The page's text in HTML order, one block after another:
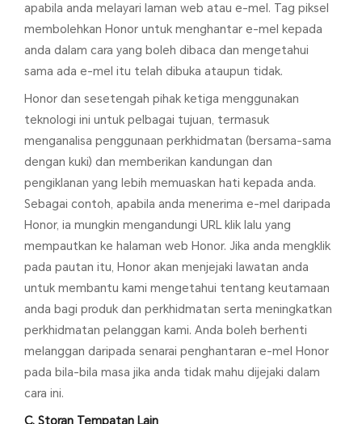
apabila anda melayari laman web atau e-mel. Tag piksel
membolehkan Honor untuk menghantar e-mel kepada
anda dalam cara yang boleh dibaca dan mengetahui
sama ada e-mel itu telah dibuka ataupun tidak.
Honor dan sesetengah pihak ketiga menggunakan
teknologi ini untuk pelbagai tujuan, termasuk
menganalisa penggunaan perkhidmatan (bersama-sama
dengan kuki) dan memberikan kandungan dan
pengiklanan yang lebih memuaskan hati kepada anda.
Sebagai contoh, apabila anda menerima e-mel daripada
Honor, ia mungkin mengandungi URL klik lalu yang
mempautkan ke halaman web Honor. Jika anda mengklik
pada pautan itu, Honor akan menjejaki lawatan anda
untuk membantu kami mengetahui tentang keutamaan
anda bagi produk dan perkhidmatan serta meningkatkan
perkhidmatan pelanggan kami. Anda boleh berhenti
melanggan daripada senarai penghantaran e-mel Honor
pada bila-bila masa jika anda tidak mahu dijejaki dalam
cara ini.
C. Storan Tempatan Lain